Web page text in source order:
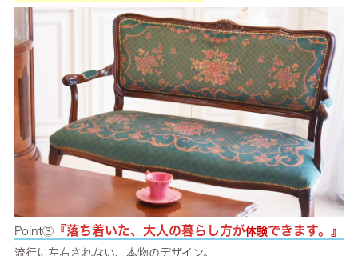
Point③『落ち着いた、大人の暮らし方が体験できます。』
流行に左右されない、本物のデザイン。